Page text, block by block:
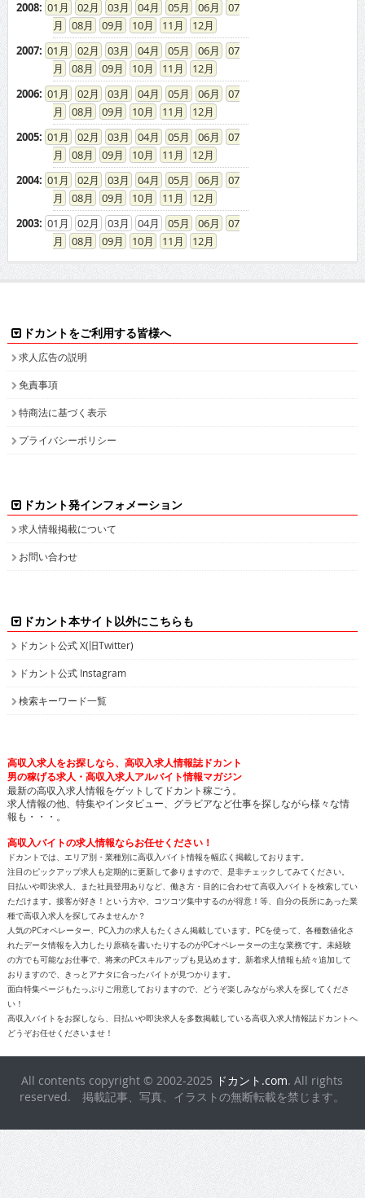
2008: 01 02 03 04 05 06
07
08
09 10 11
12
2007: 01 02 03 04 05 06
07
08
09 10 11
12
2006: 01 02 03 04 05 06
07
08
09 10 11
12
2005: 01 02 03 04 05 06
07
08
09 10 11
12
2004: 01 02 03 04 05 06
07
08
09 10 11
12
2003: 01 02 03 04 05 06
07
08
09 10 11 12
ドカントをご利用する皆様へ
求人広告の説明
免責事項
特商法に基づく表示
プライバシーポリシー
ドカント発インフォメーション
求人情報掲載について
お問い合わせ
ドカント本サイト以外にこちらも
ドカント公式 X(旧Twitter)
ドカント公式 Instagram
検索キーワード一覧
高収入求人をお探しなら、高収入求人情報誌ドカント
男の稼げる求人・高収入求人アルバイト情報マガジン
最新の高収入求人情報をゲットしてドカント稼ごう。
求人情報の他、特集やインタビュー、グラビアなど仕事を探しながら様々な情
報も・・・。
高収入バイトの求人情報ならお任せください！
ドカントでは、エリア別・業種別に高収入バイト情報を幅広く掲載しております。
注目のピックアップ求人も定期的に更新して参りますので、是非チェックしてみてください。
日払いや即決求人、また社員登用ありなど、働き方・目的に合わせて高収入バイトを検索してい
ただけます。接客が好き！という方や、コツコツ集中するのが得意！等、自分の長所にあった業
種で高収入求人を探してみませんか？
人気のPCオペレーター、PC入力の求人もたくさん掲載しています。PCを使って、各種数値化さ
れたデータ情報を入力したり原稿を書いたりするのがPCオペレーターの主な業務です。未経験
の方でも可能なお仕事で、将来のPCスキルアップも見込めます。新着求人情報も続々追加して
おりますので、きっとアナタに合ったバイトが見つかります。
面白特集ページもたっぷりご用意しておりますので、どうぞ楽しみながら求人を探してくださ
い！
高収入バイトをお探しなら、日払いや即決求人を多数掲載している高収入求人情報誌ドカントへ
どうぞお任せくださいませ！
All contents copyright © 2002-2025 ドカント.com. All rights
reserved. 掲載記事、写真、イラストの無断転載を禁じます。